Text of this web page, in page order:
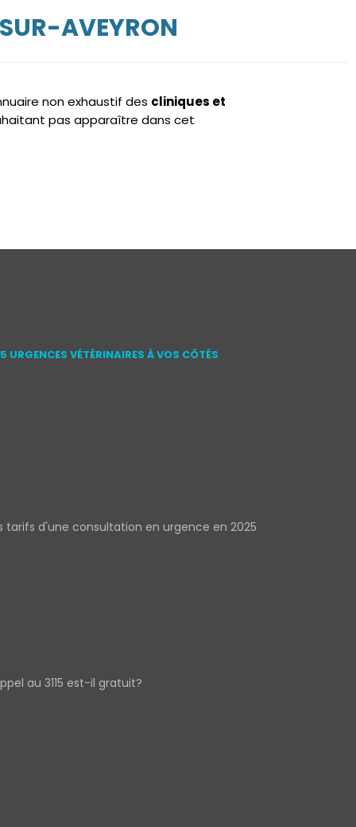
AVEYRON
non exhaustif des cliniques et
pas apparaître dans cet
URGENCES VÉTÉRINAIRES À VOS CÔTÉS
tarifs d'une consultation en urgence en 2025
au 3115 est-il gratuit?